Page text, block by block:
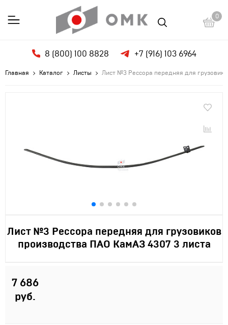
0
8 (800) 100 8828 +7 (916) 103 6964
Главная Каталог Листы Лист №3 Рессора передняя для
Лист №3 Рессора передняя для грузовиков
производства ПАО КамАЗ 4307 3 листа
7 686
руб.